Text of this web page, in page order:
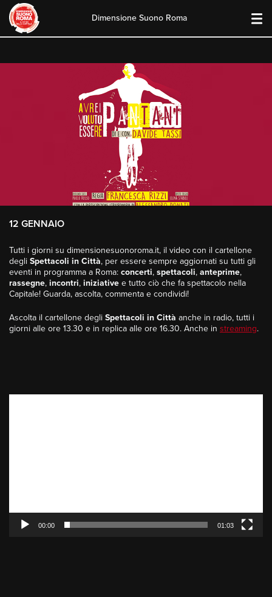
content
Dimensione Suono Roma
12 GENNAIO
Tutti i giorni su dimensionesuonoroma.it, il video con il cartellone
degli Spettacoli in Città, per essere sempre aggiornati su tutti gli
eventi in programma a Roma: concerti, spettacoli, anteprime,
rassegne, incontri, iniziative e tutto ciò che fa spettacolo nella
Capitale! Guarda, ascolta, commenta e condividi!
Ascolta il cartellone degli Spettacoli in Città anche in radio, tutti i
giorni alle ore 13.30 e in replica alle ore 16.30. Anche in streaming.
00:00 01:03